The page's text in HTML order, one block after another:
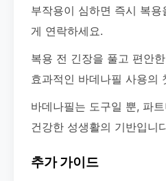
부작용이 심하면 즉시 복
게 연락하세요.
복용 전 긴장을 풀고 편안
효과적인 바데나필 사용의
바데나필는 도구일 뿐, 파
건강한 성생활의 기반입니
추가 가이드